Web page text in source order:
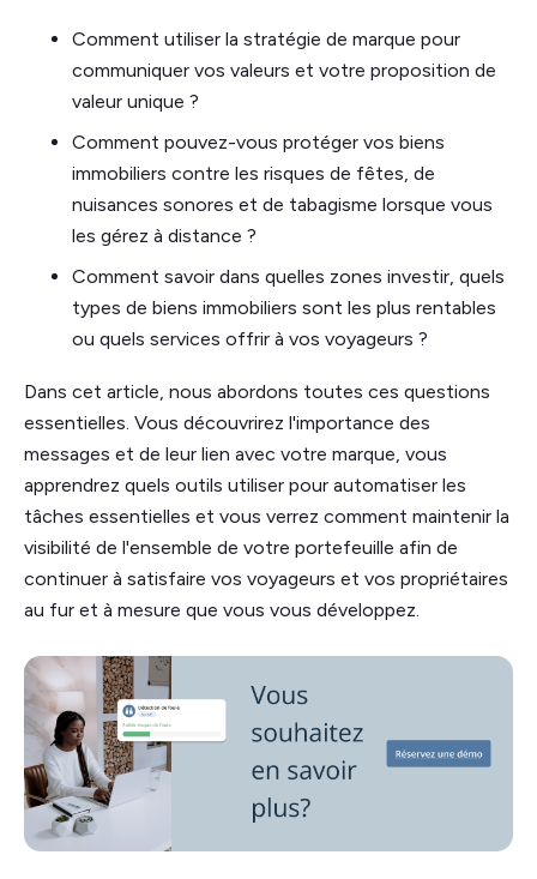
Comment utiliser la stratégie de marque pour
communiquer vos valeurs et votre proposition de
valeur unique ?
Comment pouvez-vous protéger vos biens
immobiliers contre les risques de fêtes, de
nuisances sonores et de tabagisme lorsque vous
les gérez à distance ?
Comment savoir dans quelles zones investir, quels
types de biens immobiliers sont les plus rentables
ou quels services offrir à vos voyageurs ?
Dans cet article, nous abordons toutes ces questions
essentielles. Vous découvrirez l'importance des
messages et de leur lien avec votre marque, vous
apprendrez quels outils utiliser pour automatiser les
tâches essentielles et vous verrez comment maintenir la
visibilité de l'ensemble de votre portefeuille afin de
continuer à satisfaire vos voyageurs et vos propriétaires
au fur et à mesure que vous vous développez.